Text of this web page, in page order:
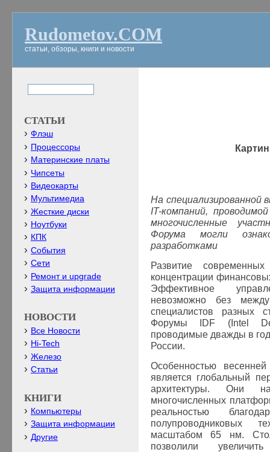
Rudometov.COM
статьи, обзоры, книги и новости
На специализированной
IT-компаний,
многочисленные
Форума могли
разработками
Развитие
концентрации
Эффективное
невозможно без
специалистов разных
Форумы
IDF (Intel
проводимые дважды в год
России.
Особенностью
является глобальный
архитектуры. Они
многочисленных
реальностью
полупроводниковых
масштабом 65
нм.
позволили
СТАТЬИ
Флэш
Процессоры
Материнские платы
Чипсеты
Видеокарты
Мультимедиа
Жесткие диски
Ноутбуки
КПК
События
Сети
Ремонт и upgrade
Защита информации
НОВОСТИ
Все Новости
Hi-Tech
Железо
Статьи
КНИГИ
Компьютеры
Защита информации
Другие